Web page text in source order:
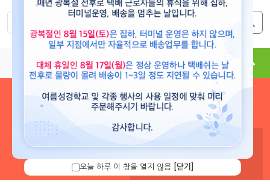
도서 뮤직 용품 현수막 콘텐츠
로그인 하시면 보유 캐쉬 확
니다.
오늘 하루 이 창을 열지 않음 [닫기]